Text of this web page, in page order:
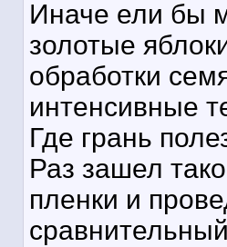
Иначе ели бы
золотые
обработки
интенсивные
Где грань
Раз зашел
пленки и